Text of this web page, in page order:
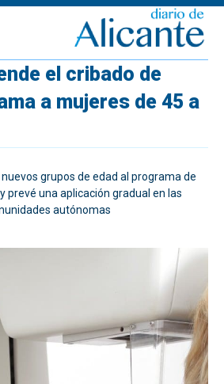
el cribado de
a mujeres de 45 a
grupos de edad al programa de
prevé una aplicación gradual en las
autónomas